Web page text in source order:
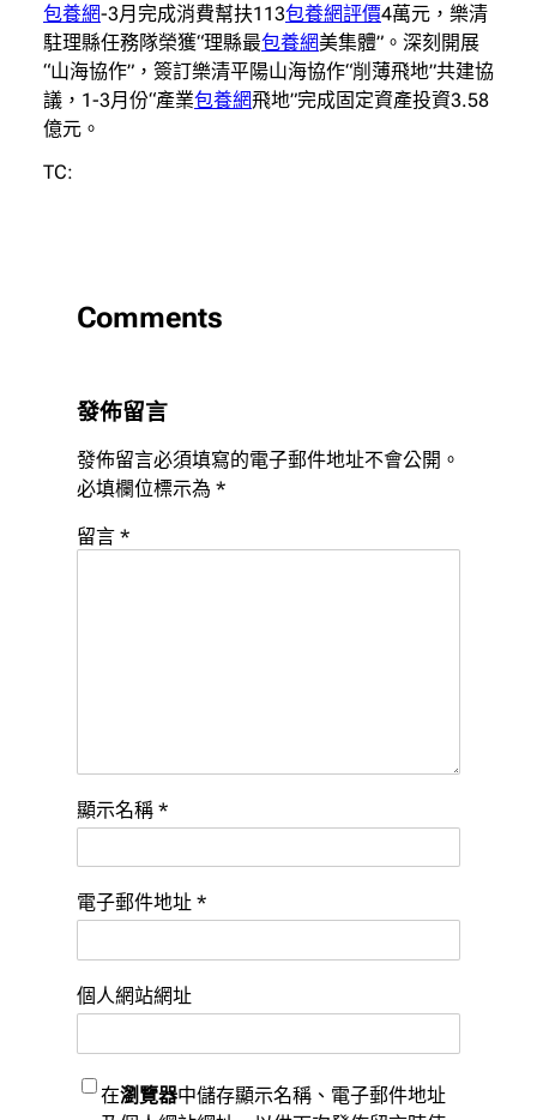
包養網-3月完成消費幫扶113包養網評價4萬元，樂清
駐理縣任務隊榮獲“理縣最包養網美集體”。深刻開展
“山海協作”，簽訂樂清平陽山海協作“削薄飛地”共建協
議，1-3月份“產業包養網飛地”完成固定資產投資3.58
億元。
TC:
Comments
發佈留言
發佈留言必須填寫的電子郵件地址不會公開。
必填欄位標示為 *
留言 *
顯示名稱 *
電子郵件地址 *
個人網站網址
在瀏覽器中儲存顯示名稱、電子郵件地址